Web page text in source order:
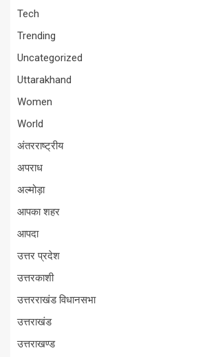
Tech
Trending
Uncategorized
Uttarakhand
Women
World
अंतरराष्ट्रीय
अपराध
अल्मोड़ा
आपका शहर
आपदा
उत्तर प्रदेश
उत्तरकाशी
उत्तरराखंड विधानसभा
उत्तराखंड
उत्तराखण्ड